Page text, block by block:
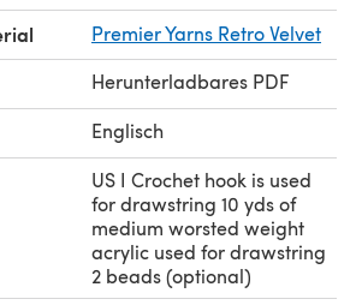
Premier Yarns Retro Velvet
Herunterladbares PDF
Englisch
US I Crochet hook is used
for drawstring 10 yds of
medium worsted weight
acrylic used for drawstring
2 beads (optional)